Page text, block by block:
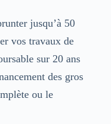
jusqu’à 50
vos travaux de
sur 20 ans
des gros
ou le